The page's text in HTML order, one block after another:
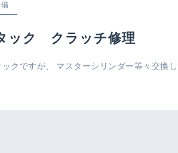
ック クラッチ修理
クですが、 マスターシリンダー等々交換